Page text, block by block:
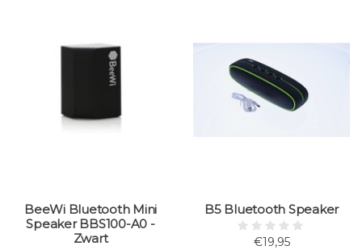
BeeWi Bluetooth Mini
Speaker BBS100-A0 -
Zwart
B5 Bluetooth Speaker
€19,95